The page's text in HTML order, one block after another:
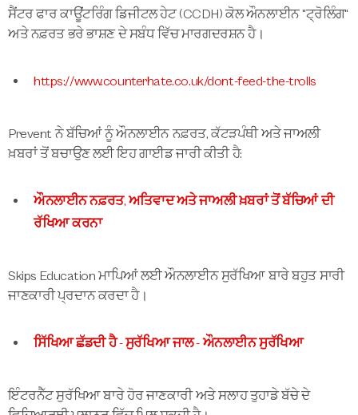
ਸੈਂਟਰ ਫਾਰ ਕਾਊਂਟਰਿੰਗ ਡਿਜੀਟਲ ਹੇਟ (CCDH) ਕੋਲ ਔਨਲਾਈਨ "ਟ੍ਰੋਲਿੰਗ"
ਅਤੇ ਨਫ਼ਰਤ ਭਰੇ ਭਾਸ਼ਣ ਦੇ ਸਬੰਧ ਵਿੱਚ ਮਾਰਗਦਰਸ਼ਨ ਹੈ।
https://www.counterhate.co.uk/dont-feed-the-trolls
Prevent ਨੇ ਬੱਚਿਆਂ ਨੂੰ ਔਨਲਾਈਨ ਨਫ਼ਰਤ, ਕੱਟੜਪੰਥੀ ਅਤੇ ਜਾਅਲੀ
ਖ਼ਬਰਾਂ ਤੋਂ ਬਚਾਉਣ ਲਈ ਇਹ ਗਾਈਡ ਜਾਰੀ ਕੀਤੀ ਹੈ:
ਔਨਲਾਈਨ ਨਫ਼ਰਤ, ਅਤਿਵਾਦ ਅਤੇ ਜਾਅਲੀ ਖ਼ਬਰਾਂ ਤੋਂ ਬੱਚਿਆਂ ਦੀ
ਰੱਖਿਆ ਕਰਨਾ
Skips Education ਮਾਪਿਆਂ ਲਈ ਔਨਲਾਈਨ ਸੁਰੱਖਿਆ ਬਾਰੇ ਬਹੁਤ ਸਾਰੀ
ਜਾਣਕਾਰੀ ਪ੍ਰਦਾਨ ਕਰਦਾ ਹੈ।
ਸਿੱਖਿਆ ਛੱਡਦੀ ਹੈ - ਸੁਰੱਖਿਆ ਜਾਲ - ਔਨਲਾਈਨ ਸੁਰੱਖਿਆ
ਇੰਟਰਨੈੱਟ ਸੁਰੱਖਿਆ ਬਾਰੇ ਹੋਰ ਜਾਣਕਾਰੀ ਅਤੇ ਸਲਾਹ ਤੁਹਾਡੇ ਬੱਚੇ ਦੇ